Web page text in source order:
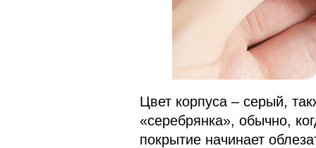
Цвет корпуса – серый,
«серебрянка», обычно,
покрытие начинает